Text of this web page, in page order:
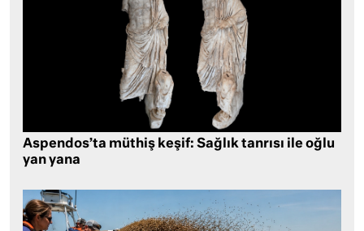
Aspendos’ta müthiş keşif: Sağlık tanrısı ile oğlu
yan yana